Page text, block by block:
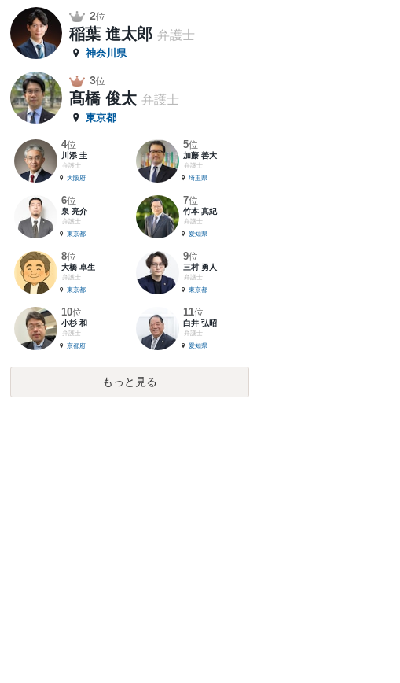
2位
稲葉 進太郎 弁護士
神奈川県
3位
髙橋 俊太 弁護士
東京都
4位
川添 圭
弁護士
大阪府
5位
加藤 善大
弁護士
埼玉県
6位
泉 亮介
弁護士
東京都
7位
竹本 真紀
弁護士
愛知県
8位
大橋 卓生
弁護士
東京都
9位
三村 勇人
弁護士
東京都
10位
小杉 和
弁護士
京都府
11位
白井 弘昭
弁護士
愛知県
もっと見る